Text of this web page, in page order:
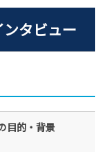
タビュー
目的・背景